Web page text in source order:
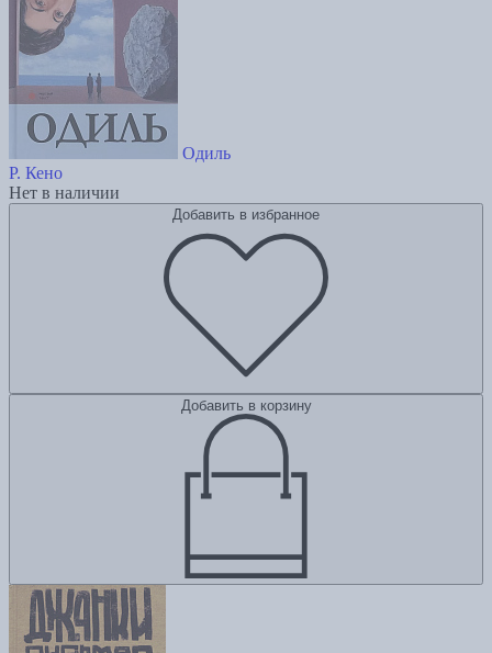
Одиль
Р. Кено
Нет в наличии
Добавить в избранное
Добавить в корзину